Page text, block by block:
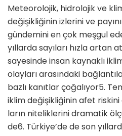
Meteorolojik, hidrolojik ve
değişikliğinin izlerini ve
gündemini en çok meşgul
yıllarda sayıları hızla artan
sayesinde insan kaynaklı
olayları arasındaki
bazlı kanıtlar çoğalıyor5.
iklim değişikliğinin afet riskini
ların niteliklerini dramatik
de6. Türkiye’de de son